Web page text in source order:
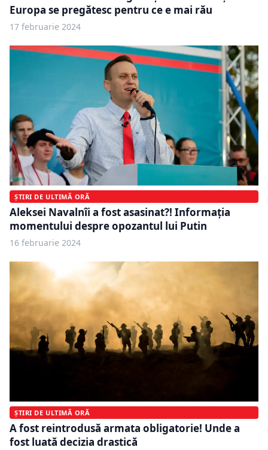
Europa se pregătesc pentru ce e mai rău
17 februarie 2024
ȘTIRI DE ULTIMĂ ORĂ
Aleksei Navalnîi a fost asasinat?! Informația
momentului despre opozantul lui Putin
16 februarie 2024
ȘTIRI DE ULTIMĂ ORĂ
A fost reintrodusă armata obligatorie! Unde a
fost luată decizia drastică